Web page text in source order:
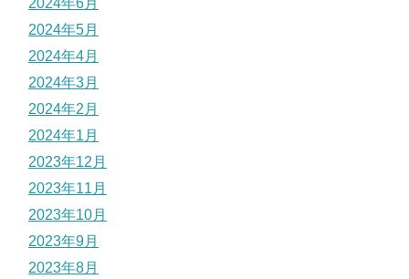
2024年5月
2024年4月
2024年3月
2024年2月
2024年1月
2023年12月
2023年11月
2023年10月
2023年9月
2023年8月